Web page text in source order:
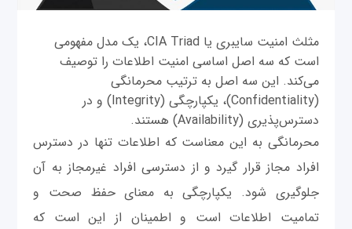
مثلث امنیت سایبری یا CIA Triad، یک مدل مفهومی
است که سه اصل اساسی امنیت اطلاعات را توصیف
می‌کند. این سه اصل به ترتیب محرمانگی
(Confidentiality)، یکپارچگی (Integrity) و در
دسترس‌پذیری (Availability) هستند.
محرمانگی به این معناست که اطلاعات تنها در دسترس
افراد مجاز قرار گیرد و از دسترسی افراد غیرمجاز به آن
جلوگیری شود. یکپارچگی به معنای حفظ صحت و
تمامیت اطلاعات است و اطمینان از این است که